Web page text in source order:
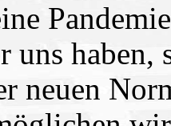
uns haben,
neuen